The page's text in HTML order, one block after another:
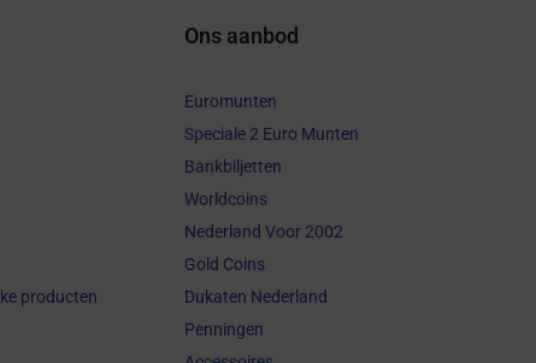
producten
Ons aanbod
Euromunten
Speciale 2 Euro Munten
Bankbiljetten
Worldcoins
Nederland Voor 2002
Gold Coins
Dukaten Nederland
Penningen